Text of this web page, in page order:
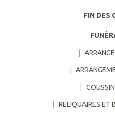
FIN DES
RELIQUAIRES ET